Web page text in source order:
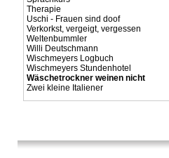
Therapie
Uschi - Frauen sind doof
Verkorkst, vergeigt, vergessen
Weltenbummler
Willi Deutschmann
Wischmeyers Logbuch
Wischmeyers Stundenhotel
Wäschetrockner weinen nicht
Zwei kleine Italiener